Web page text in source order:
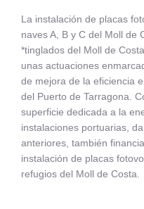
La instalación de placas
naves A, B y C del Moll de
*tinglados del Moll de
unas actuaciones
de mejora de la eficiencia
del Puerto de Tarragona.
superficie dedicada a la
instalaciones portuarias,
anteriores, también
instalación de placas
refugios del Moll de Costa.